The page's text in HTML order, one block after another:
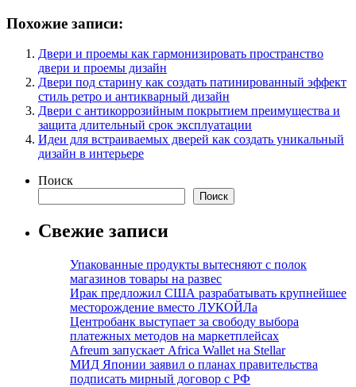
Похожие записи:
Двери и проемы как гармонизировать пространство
двери и проемы дизайн
Двери под старину как создать патинированный эффект
стиль ретро и антикварный дизайн
Двери с антикоррозийным покрытием преимущества и
защита длительный срок эксплуатации
Идеи для встраиваемых дверей как создать уникальный
дизайн в интерьере
Поиск
Поиск
Свежие записи
Упакованные продукты вытесняют с полок
магазинов товары на развес
Ирак предложил США разрабатывать крупнейшее
месторождение вместо ЛУКОЙЛа
Центробанк выступает за свободу выбора
платежных методов на маркетплейсах
Afreum запускает Africa Wallet на Stellar
МИД Японии заявил о планах правительства
подписать мирный договор с РФ